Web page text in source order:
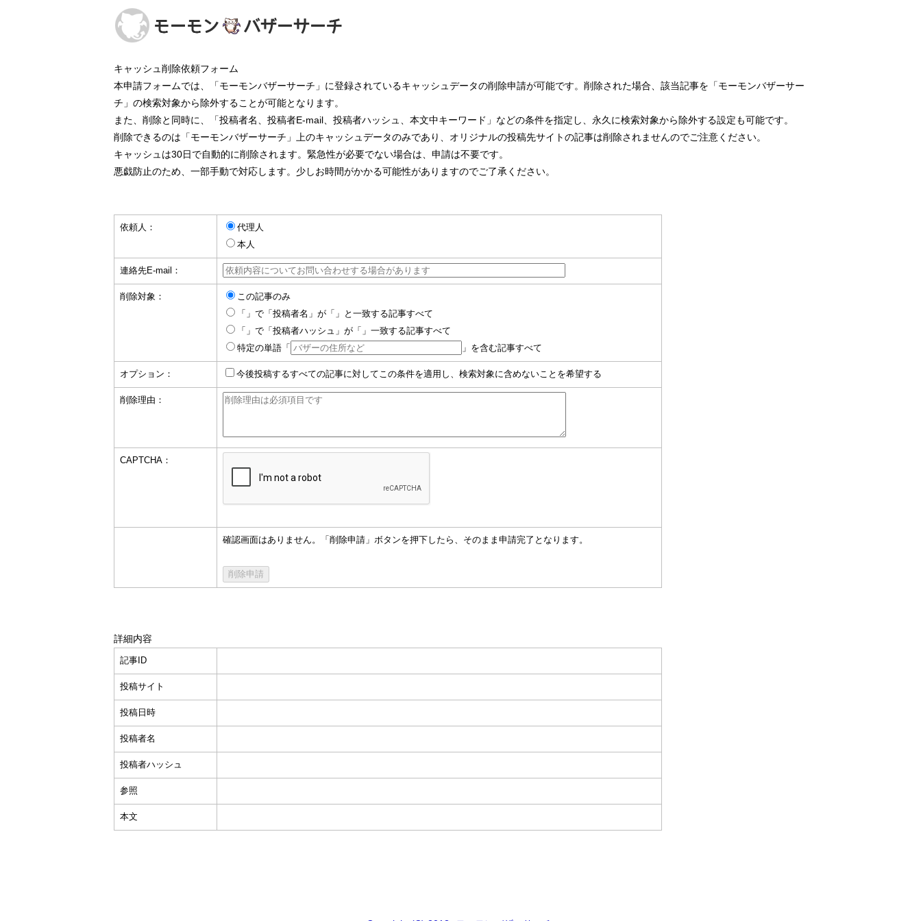
キャッシュ削除依頼フォーム
本申請フォームでは、「モーモンバザーサーチ」に登録されているキャッシュデータの削除申請が可能です。削除された場合、該当記事を「モーモンバザーサー
チ」の検索対象から除外することが可能となります。
また、削除と同時に、「投稿者名、投稿者E-mail、投稿者ハッシュ、本文中キーワード」などの条件を指定し、永久に検索対象から除外する設定も可能です。
削除できるのは「モーモンバザーサーチ」上のキャッシュデータのみであり、オリジナルの投稿先サイトの記事は削除されませんのでご注意ください。
キャッシュは30日で自動的に削除されます。緊急性が必要でない場合は、申請は不要です。
悪戯防止のため、一部手動で対応します。少しお時間がかかる可能性がありますのでご了承ください。
依頼人：
代理人
本人
連絡先E-mail：
削除対象：
この記事のみ
「」で「投稿者名」が「」と一致する記事すべて
「」で「投稿者ハッシュ」が「」一致する記事すべて
特定の単語「
」を含む記事すべて
オプション： 今後投稿するすべての記事に対してこの条件を適用し、検索対象に含めないことを希望する
削除理由：
CAPTCHA：
確認画面はありません。「削除申請」ボタンを押下したら、そのまま申請完了となります。
詳細内容
記事ID
投稿サイト
投稿日時
投稿者名
投稿者ハッシュ
参照
本文